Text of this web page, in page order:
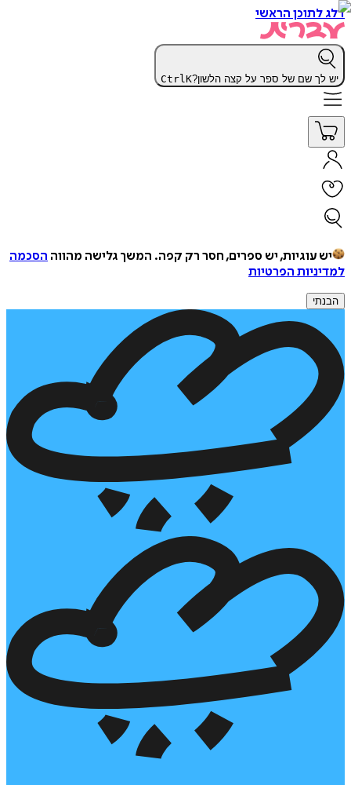
דלג לתוכן הראשי
יש לך שם של ספר על קצה הלשון? CtrlK
יש עוגיות, יש ספרים, חסר רק קפה. המשך גלישה מהווה הסכמה
למדיניות הפרטיות
הבנתי